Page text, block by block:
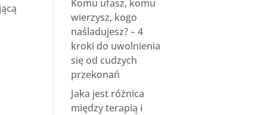
Komu ufasz, komu
wierzysz, kogo
naśladujesz? – 4
kroki do uwolnienia
się od cudzych
przekonań
Jaka jest różnica
między terapią i